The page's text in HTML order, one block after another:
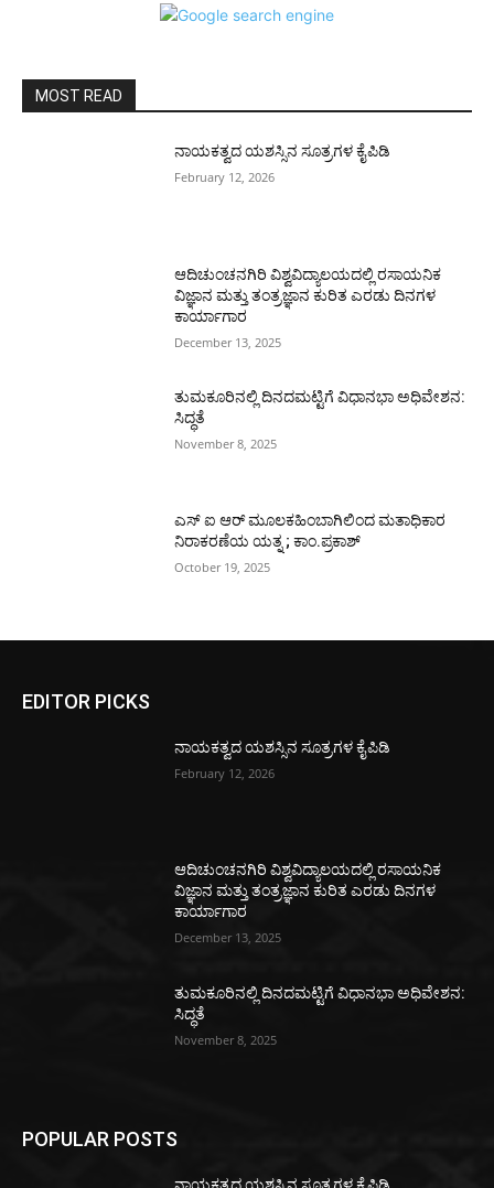
MOST READ
ನಾಯಕತ್ವದ ಯಶಸ್ಸಿನ ಸೂತ್ರಗಳ ಕೈಪಿಡಿ
February 12, 2026
ಆದಿಚುಂಚನಗಿರಿ ವಿಶ್ವವಿದ್ಯಾಲಯದಲ್ಲಿ ರಸಾಯನಿಕ
ವಿಜ್ಞಾನ ಮತ್ತು ತಂತ್ರಜ್ಞಾನ ಕುರಿತ ಎರಡು ದಿನಗಳ
ಕಾರ್ಯಾಗಾರ
December 13, 2025
ತುಮಕೂರಿನಲ್ಲಿ ದಿನದಮಟ್ಟಿಗೆ ವಿಧಾನಭಾ ಅಧಿವೇಶನ:
ಸಿದ್ಧತೆ
November 8, 2025
ಎಸ್ ಐ ಆರ್ ಮೂಲಕಹಿಂಬಾಗಿಲಿಂದ ಮತಾಧಿಕಾರ
ನಿರಾಕರಣೆಯ ಯತ್ನ ; ಕಾಂ.ಪ್ರಕಾಶ್
October 19, 2025
EDITOR PICKS
ನಾಯಕತ್ವದ ಯಶಸ್ಸಿನ ಸೂತ್ರಗಳ ಕೈಪಿಡಿ
February 12, 2026
ಆದಿಚುಂಚನಗಿರಿ ವಿಶ್ವವಿದ್ಯಾಲಯದಲ್ಲಿ ರಸಾಯನಿಕ
ವಿಜ್ಞಾನ ಮತ್ತು ತಂತ್ರಜ್ಞಾನ ಕುರಿತ ಎರಡು ದಿನಗಳ
ಕಾರ್ಯಾಗಾರ
December 13, 2025
ತುಮಕೂರಿನಲ್ಲಿ ದಿನದಮಟ್ಟಿಗೆ ವಿಧಾನಭಾ ಅಧಿವೇಶನ:
ಸಿದ್ಧತೆ
November 8, 2025
POPULAR POSTS
ನಾಯಕತ್ವದ ಯಶಸ್ಸಿನ ಸೂತ್ರಗಳ ಕೈಪಿಡಿ